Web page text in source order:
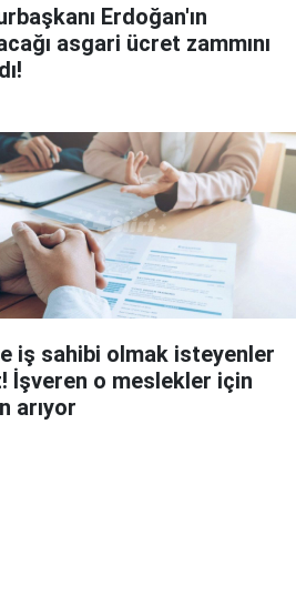
Erdoğan'ın
asgari ücret zammını
iş sahibi olmak isteyenler
İşveren o meslekler için
arıyor